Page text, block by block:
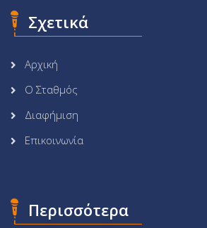
Σχετικά
Αρχική
Ο Σταθμός
Διαφήμιση
Επικοινωνία
Περισσότερα